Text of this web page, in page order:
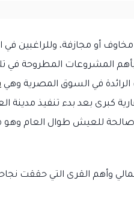
مخاوف أو مجازفة، وللراغبين
المشروعات المطروحة في
الرائدة في السوق المصرية وهي
بعد بدء تنفيذ مدينة
للعيش طوال العام وهو
وأهم القرى التي حققت